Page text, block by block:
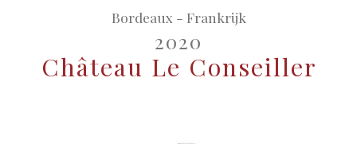
Bordeaux - Frankrijk
2020
Château Le Conseiller